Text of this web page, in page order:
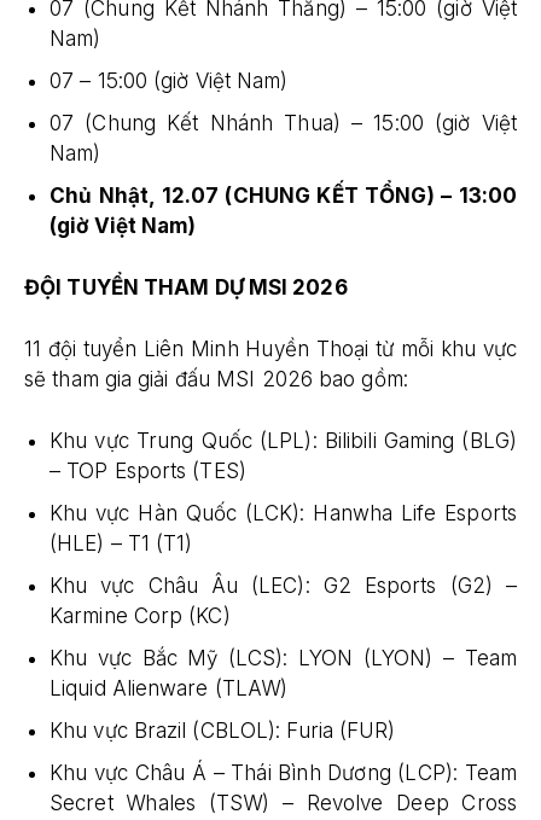
07 (Chung Kết Nhánh Thắng) – 15:00 (giờ Việt
Nam)
07 – 15:00 (giờ Việt Nam)
07 (Chung Kết Nhánh Thua) – 15:00 (giờ Việt
Nam)
Chủ Nhật, 12.07 (CHUNG KẾT TỔNG) – 13:00
(giờ Việt Nam)
ĐỘI TUYỂN THAM DỰ MSI 2026
11 đội tuyển Liên Minh Huyền Thoại từ mỗi khu vực
sẽ tham gia giải đấu MSI 2026 bao gồm:
Khu vực Trung Quốc (LPL): Bilibili Gaming (BLG)
– TOP Esports (TES)
Khu vực Hàn Quốc (LCK): Hanwha Life Esports
(HLE) – T1 (T1)
Khu vực Châu Âu (LEC): G2 Esports (G2) –
Karmine Corp (KC)
Khu vực Bắc Mỹ (LCS): LYON (LYON) – Team
Liquid Alienware (TLAW)
Khu vực Brazil (CBLOL): Furia (FUR)
Khu vực Châu Á – Thái Bình Dương (LCP): Team
Secret Whales (TSW) – Revolve Deep Cross